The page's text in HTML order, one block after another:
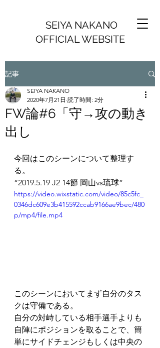
SEIYA NAKANO
OFFICIAL WEBSITE
記事
FW論#6「守→攻の動き
出し
SEIYA NAKANO
2020年7月21日 読了時間: 2分
今回はこのシーンについて整理す
る。
“2019.5.19 J2 14節 岡山vs琉球”
https://video.wixstatic.com/video/85c5fc_
0346dc609e3b415592ccab9166ae9bec/480
p/mp4/file.mp4
このシーンにおいてまず自分のタス
クは守備である。
自分の対峙している相手選手よりも
自陣にポジションを取ることで、簡
単にサイドチェンジもしくは中央の